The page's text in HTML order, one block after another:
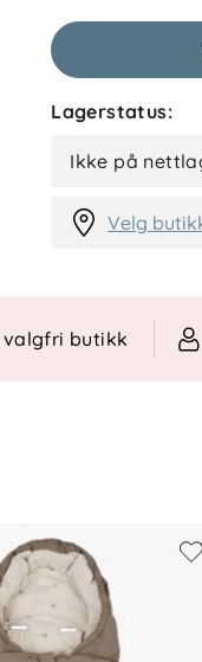
Lagerstatus:
Ikke på
Velg
valgfri butikk